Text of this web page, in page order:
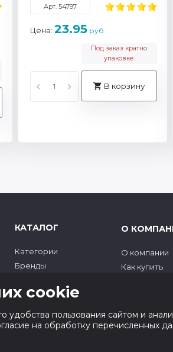
пакете по 100 шт.)
Арт. 54797
Цена: 23.95руб
Под заказ кратно
упаковке
В корзину
КАТАЛОГ
Категории
Бренды
Лидеры продаж
О
О компании
Как купить
cookie
удобства пользования сайтом и
на обработку перечисленных